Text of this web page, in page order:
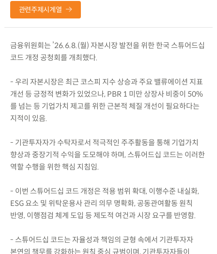
관련주제시계열
금융위원회는 ’26.6.8.(월) 자본시장 발전을 위한 한국 스튜어드십
코드 개정 공청회를 개최했다.
- 우리 자본시장은 최근 코스피 지수 상승과 주요 밸류에이션 지표
개선 등 긍정적 변화가 있었으나, PBR 1 미만 상장사 비중이 50%
를 넘는 등 기업가치 제고를 위한 근본적 체질 개선이 필요하다는
지적이 있음.
- 기관투자자가 수탁자로서 적극적인 주주활동을 통해 기업가치
향상과 중장기적 수익을 도모해야 하며, 스튜어드십 코드는 이러한
역할 수행을 위한 핵심 지침임.
- 이번 스튜어드십 코드 개정은 적용 범위 확대, 이행수준 내실화,
ESG 요소 및 위탁운용사 관리 의무 명확화, 공동관여활동 원칙
반영, 이행점검 체계 도입 등 제도적 여건과 시장 요구를 반영함.
- 스튜어드십 코드는 자율성과 책임의 균형 속에서 기관투자자
본연의 책무를 강화하는 원칙 중심 규범이며, 기관투자자들이